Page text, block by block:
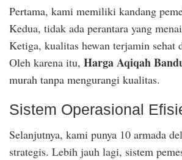
Pertama, kami memiliki kandang
Kedua, tidak ada perantara yang
Ketiga, kualitas hewan terjamin sehat
Oleh karena itu, Harga Aqiqah
murah tanpa mengurangi kualitas.
Sistem Operasional
Selanjutnya, kami punya 10 armada
strategis. Lebih jauh lagi, sistem